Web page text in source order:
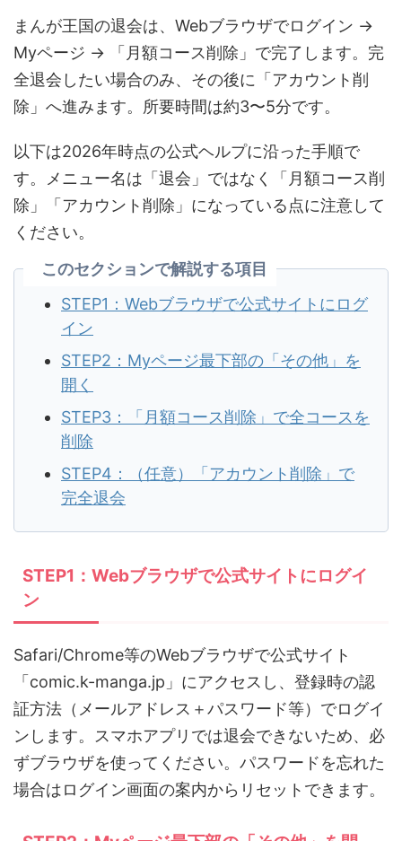
まんが王国の退会は、Webブラウザでログイン →
Myページ → 「月額コース削除」で完了します。完
全退会したい場合のみ、その後に「アカウント削
除」へ進みます。所要時間は約3〜5分です。
以下は2026年時点の公式ヘルプに沿った手順で
す。メニュー名は「退会」ではなく「月額コース削
除」「アカウント削除」になっている点に注意して
ください。
このセクションで解説する項目
STEP1：Webブラウザで公式サイトにログ
イン
STEP2：Myページ最下部の「その他」を
開く
STEP3：「月額コース削除」で全コースを
削除
STEP4：（任意）「アカウント削除」で
完全退会
STEP1：Webブラウザで公式サイトにログイ
ン
Safari/Chrome等のWebブラウザで公式サイト
「comic.k-manga.jp」にアクセスし、登録時の認
証方法（メールアドレス＋パスワード等）でログイ
ンします。スマホアプリでは退会できないため、必
ずブラウザを使ってください。パスワードを忘れた
場合はログイン画面の案内からリセットできます。